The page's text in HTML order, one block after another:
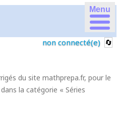
Menu
non connecté(e)
du site mathprepa.fr, pour le
la catégorie « Séries